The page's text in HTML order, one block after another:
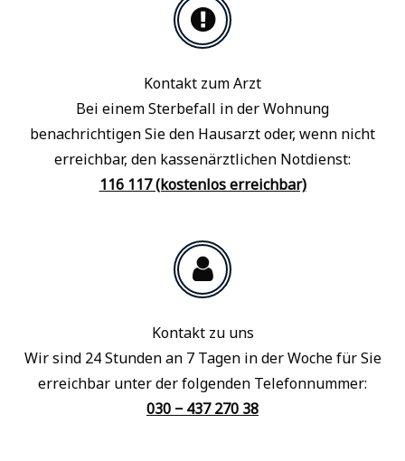
Kontakt zum Arzt
Bei einem Sterbefall in der Wohnung
benachrichtigen Sie den Hausarzt oder, wenn nicht
erreichbar, den kassenärztlichen Notdienst:
116 117 (kostenlos erreichbar)
Kontakt zu uns
Wir sind 24 Stunden an 7 Tagen in der Woche für Sie
erreichbar unter der folgenden Telefonnummer:
030 − 437 270 38